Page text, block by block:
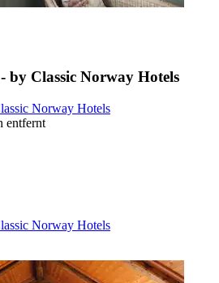
by Classic Norway Hotels
Norway Hotels
entfernt
Norway Hotels